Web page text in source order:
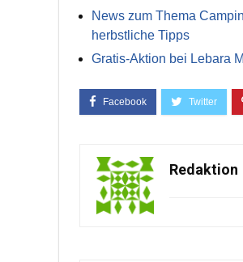
News zum Thema
herbstliche Tipps
Gratis-Aktion bei Lebara
Redaktion